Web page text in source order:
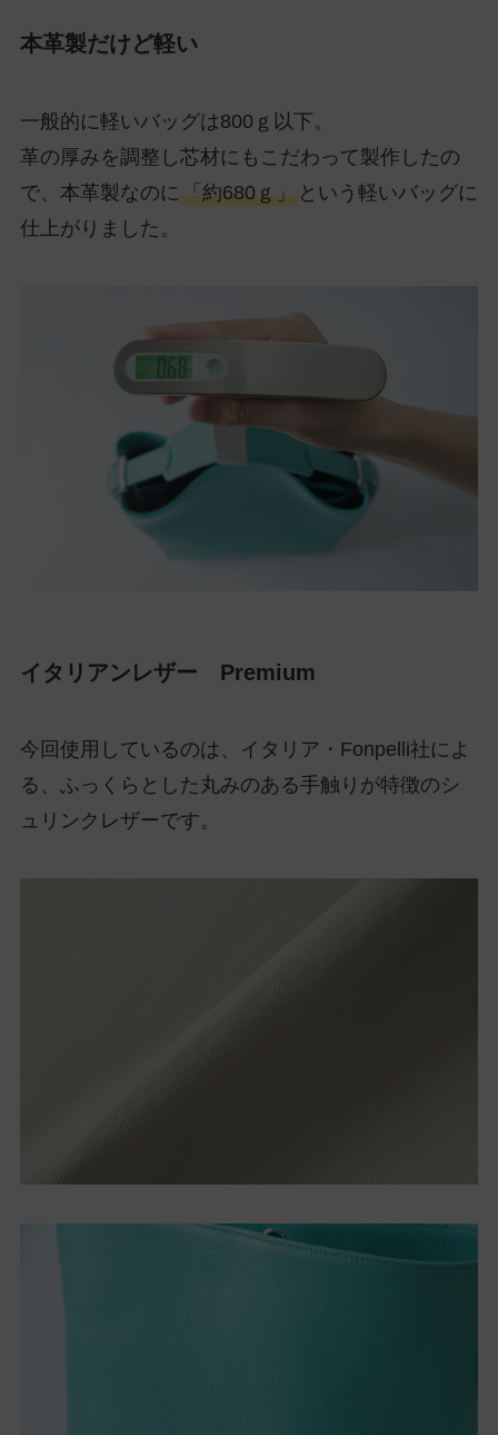
本革製だけど軽い
一般的に軽いバッグは800ｇ以下。
革の厚みを調整し芯材にもこだわって製作したの
で、本革製なのに 「約680ｇ」という軽いバッグに
仕上がりました。
イタリアンレザー Premium
今回使用しているのは、イタリア・Fonpelli社によ
る、ふっくらとした丸みのある手触りが特徴のシ
ュリンクレザーです。